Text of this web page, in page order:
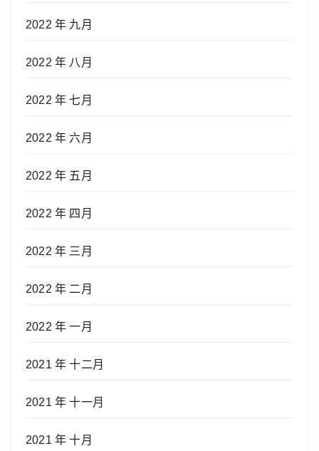
2022 年 九月
2022 年 八月
2022 年 七月
2022 年 六月
2022 年 五月
2022 年 四月
2022 年 三月
2022 年 二月
2022 年 一月
2021 年 十二月
2021 年 十一月
2021 年 十月